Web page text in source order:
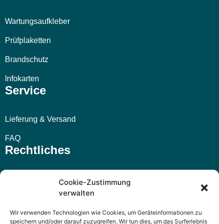
Cookie-Zustimmung
verwalten
Wir verwenden Technologien wie Cookies, um Geräteinformationen zu
speichern und/oder darauf zuzugreifen. Wir tun dies, um das Surferlebnis
Wartungsaufkleber
Prüfplaketten
Brandschutz
Infokarten
Service
Lieferung & Versand
FAQ
Rechtliches
Widerrufsbelehrung